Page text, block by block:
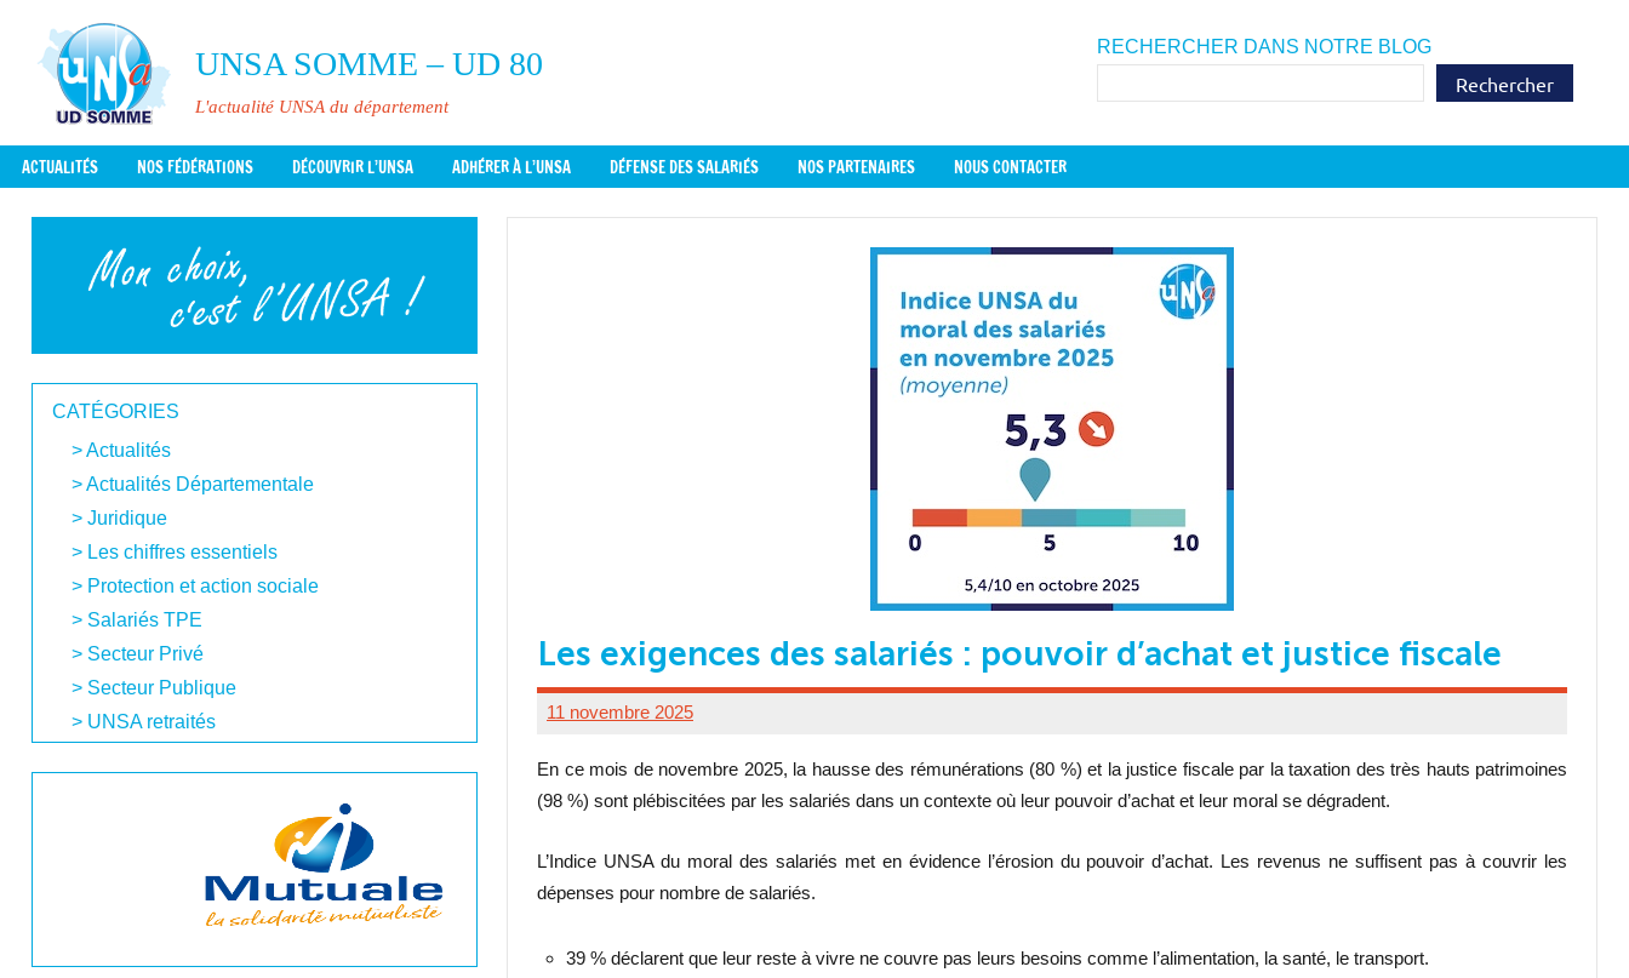
contenu
UNSA SOMME – UD 80
L'actualité UNSA du département
RECHERCHER DANS NOTRE BLOG
Rechercher
ACTUALITÉS NOS FÉDÉRATIONS DÉCOUVRIR L’UNSA ADHÉRER À L’UNSA DÉFENSE DES SALARIÉS NOS PARTENAIRES NOUS CONTACTER
Les exigences des salariés : pouvoir d’achat et justice fiscale
11 novembre 2025
UD
80
ADMINISTRATEUR
En ce mois de novembre 2025, la hausse des rémunérations (80 %) et la justice fiscale par la taxation des très hauts patrimoines
(98 %) sont plébiscitées par les salariés dans un contexte où leur pouvoir d’achat et leur moral se dégradent.
L’Indice UNSA du moral des salariés met en évidence l’érosion du pouvoir d’achat. Les revenus ne suffisent pas à couvrir les
dépenses pour nombre de salariés.
39 % déclarent que leur reste à vivre ne couvre pas leurs besoins comme l’alimentation, la santé, le transport.
CATÉGORIES
Actualités
Actualités Départementale
Juridique
Les chiffres essentiels
Protection et action sociale
Salariés TPE
Secteur Privé
Secteur Publique
UNSA retraités